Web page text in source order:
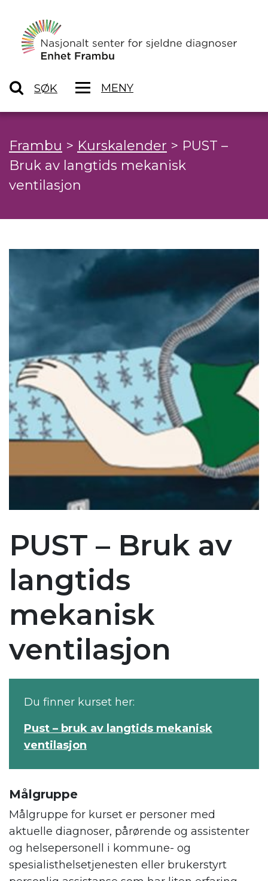
SØK MENY
Frambu > Kurskalender > PUST –
Bruk av langtids mekanisk
ventilasjon
PUST – Bruk av
langtids
mekanisk
ventilasjon
Du finner kurset her:
Pust – bruk av langtids mekanisk
ventilasjon
Målgruppe
Målgruppe for kurset er personer med
aktuelle diagnoser, pårørende og assistenter
og helsepersonell i kommune- og
spesialisthelsetjenesten eller brukerstyrt